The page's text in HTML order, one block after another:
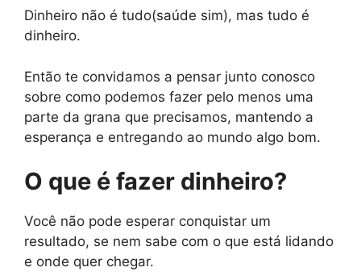
Dinheiro não é tudo(saúde sim), mas tudo é
dinheiro.
Então te convidamos a pensar junto conosco
sobre como podemos fazer pelo menos uma
parte da grana que precisamos, mantendo a
esperança e entregando ao mundo algo bom.
O que é fazer dinheiro?
Você não pode esperar conquistar um
resultado, se nem sabe com o que está lidando
e onde quer chegar.